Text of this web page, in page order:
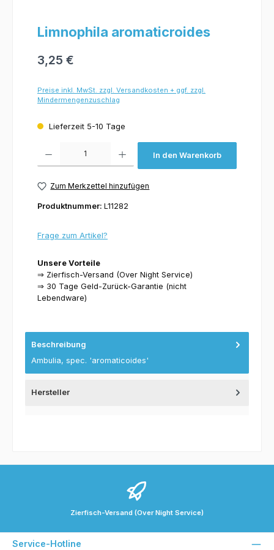
Limnophila aromaticroides
3,25 €
Preise inkl. MwSt. zzgl. Versandkosten + ggf. zzgl.
Mindermengenzuschlag
Lieferzeit 5-10 Tage
In den Warenkorb
Zum Merkzettel hinzufügen
Produktnummer: L11282
Frage zum Artikel?
Unsere Vorteile
⇒ Zierfisch-Versand (Over Night Service)
⇒ 30 Tage Geld-Zurück-Garantie (nicht
Lebendware)
Beschreibung
Ambulia, spec. 'aromaticoides'
Hersteller
Zierfisch-Versand (Over Night Service)
Service-Hotline